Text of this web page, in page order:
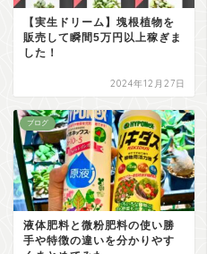
【実生ドリーム】塊根植物を
販売して瞬間5万円以上稼ぎま
した！
2024年12月27日
ブログ
液体肥料と微粉肥料の使い勝
手や特徴の違いを分かりやす